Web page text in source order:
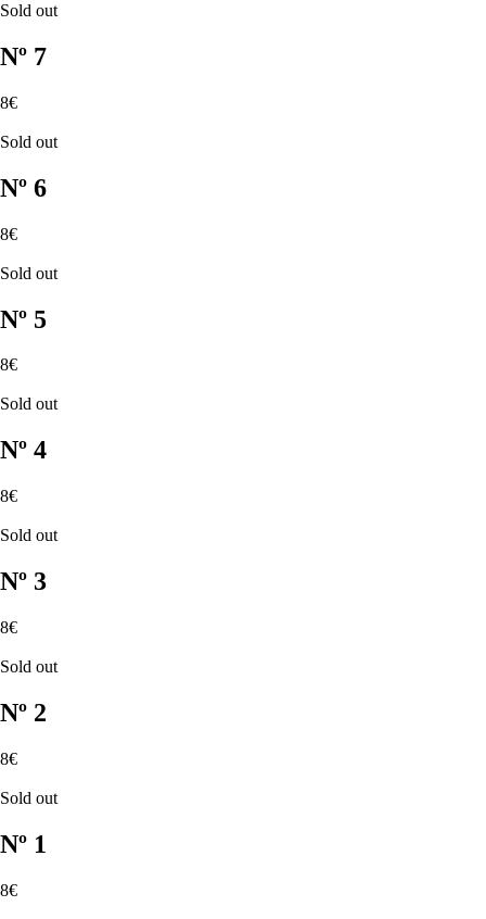
Sold out
Nº 7
8€
Sold out
Nº 6
8€
Sold out
Nº 5
8€
Sold out
Nº 4
8€
Sold out
Nº 3
8€
Sold out
Nº 2
8€
Sold out
Nº 1
8€